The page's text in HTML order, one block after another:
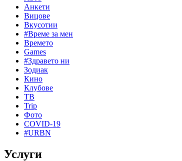
Анкети
Вицове
Вкусотии
#Време за мен
Времето
Games
#Здравето ни
Зодиак
Кино
Клубове
ТВ
Trip
Фото
COVID-19
#URBN
Услуги